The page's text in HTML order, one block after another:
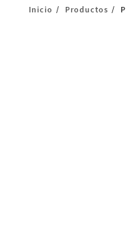
Alimentos
Inicio Productos